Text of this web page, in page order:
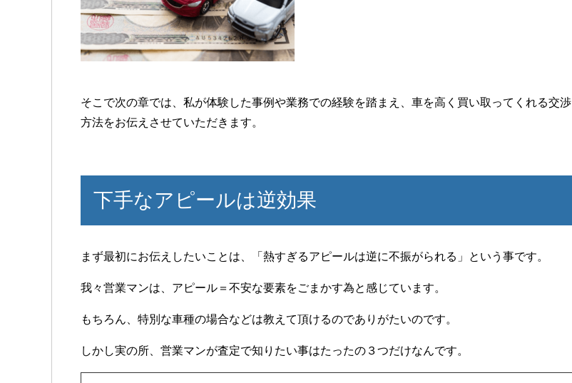
そこで次の章では、私が体験した事例や業務での経験を踏まえ、車を高く買い取ってくれる交渉
方法をお伝えさせていただきます。
下手なアピールは逆効果
まず最初にお伝えしたいことは、「熱すぎるアピールは逆に不振がられる」という事です。
我々営業マンは、アピール＝不安な要素をごまかす為と感じています。
もちろん、特別な車種の場合などは教えて頂けるのでありがたいのです。
しかし実の所、営業マンが査定で知りたい事はたったの３つだけなんです。